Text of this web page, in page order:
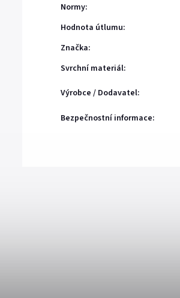
Normy:
Hodnota útlumu:
Značka:
Svrchní materiál:
Výrobce / Dodavatel:
Bezpečnostní informace: